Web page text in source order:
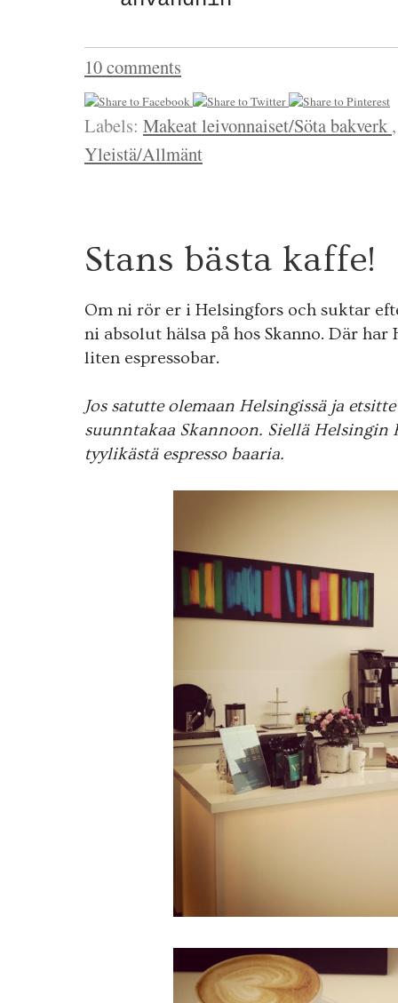
10 comments
Labels: Makeat leivonnaiset/Söta bakverk
Yleistä/Allmänt
Stans bästa kaffe!
Om ni rör er i Helsingfors och suktar
ni absolut hälsa på hos Skanno. Där
liten espressobar.
Jos satutte olemaan Helsingissä ja
suunntakaa Skannoon. Siellä
tyylikästä espresso baaria.